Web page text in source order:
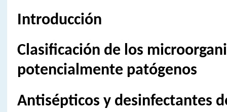
Introducción
Clasificación de los
potencialmente patógenos
Antisépticos y desinfectantes